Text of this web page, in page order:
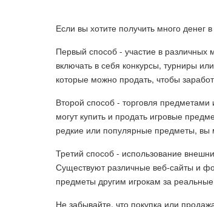
Если вы хотите получить много денег
Первый способ - участие в различных
включать в себя конкурсы, турниры
которые можно продать, чтобы
Второй способ - торговля
могут купить и продать игровые
редкие или популярные предметы, вы
Третий способ - использование
Существуют различные веб-сайты и
предметы другим игрокам за
Не забывайте, что покупка или